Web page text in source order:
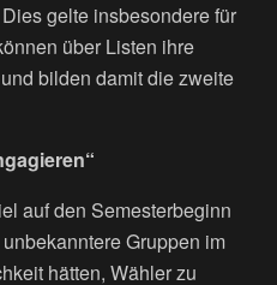
gelte insbesondere für
über Listen ihre
bilden damit die zweite
auf den Semesterbeginn
Gruppen im
hätten, Wähler zu